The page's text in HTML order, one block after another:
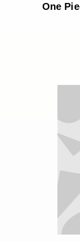
One